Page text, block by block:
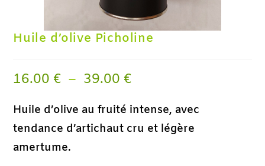
Huile d’olive Picholine
16.00 € – 39.00 €
Huile d’olive au fruité intense, avec
tendance d’artichaut cru et légère
amertume.